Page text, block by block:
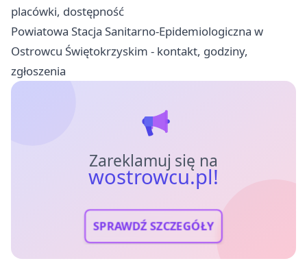
placówki, dostępność
Powiatowa Stacja Sanitarno-Epidemiologiczna w
Ostrowcu Świętokrzyskim - kontakt, godziny,
zgłoszenia
Zareklamuj się na
wostrowcu.pl!
SPRAWDŹ SZCZEGÓŁY